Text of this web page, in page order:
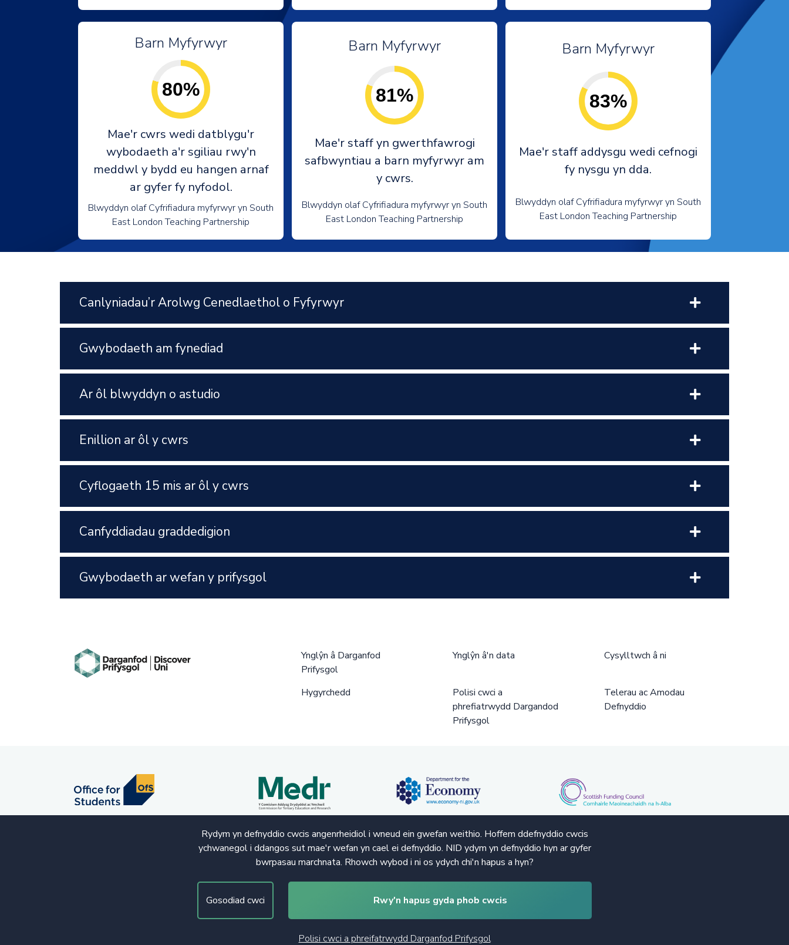
Barn Myfyrwyr
80%
Mae'r cwrs wedi datblygu'r
wybodaeth a'r sgiliau rwy'n
meddwl y bydd eu hangen arnaf
ar gyfer fy nyfodol.
Blwyddyn olaf Cyfrifiadura myfyrwyr yn South
East London Teaching Partnership
Barn Myfyrwyr
81%
Mae'r staff yn gwerthfawrogi
safbwyntiau a barn myfyrwyr am
y cwrs.
Blwyddyn olaf Cyfrifiadura myfyrwyr yn South
East London Teaching Partnership
Barn Myfyrwyr
83%
Mae'r staff addysgu wedi cefnogi
fy nysgu yn dda.
Blwyddyn olaf Cyfrifiadura myfyrwyr yn South
East London Teaching Partnership
Canlyniadau’r Arolwg Cenedlaethol o Fyfyrwyr
Gwybodaeth am fynediad
Ar ôl blwyddyn o astudio
Enillion ar ôl y cwrs
Cyflogaeth 15 mis ar ôl y cwrs
Canfyddiadau graddedigion
Gwybodaeth ar wefan y prifysgol
Rydym yn defnyddio cwcis angenrheidiol i wneud ein gwefan weithio. Hoffem ddefnyddio cwcis
ychwanegol i ddangos sut mae'r wefan yn cael ei defnyddio. NID ydym yn defnyddio hyn ar gyfer
bwrpasau marchnata. Rhowch wybod i ni os ydych chi'n hapus a hyn?
Gosodiad cwci Rwy'n hapus gyda phob cwcis
Polisi cwci a phreifatrwydd Darganfod Prifysgol
Ynglŷn â Darganfod
Prifysgol
Ynglŷn â'n data Cysylltwch â ni
Hygyrchedd
Polisi cwci a
phrefiatrwydd Dargandod
Prifysgol
Telerau ac Amodau
Defnyddio
© Hawlfraint 2020. Cedwir Pob Hawl